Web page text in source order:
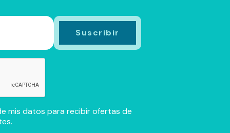
mis datos para recibir ofertas de